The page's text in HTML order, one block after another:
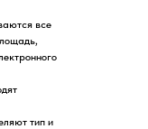
все
тип и